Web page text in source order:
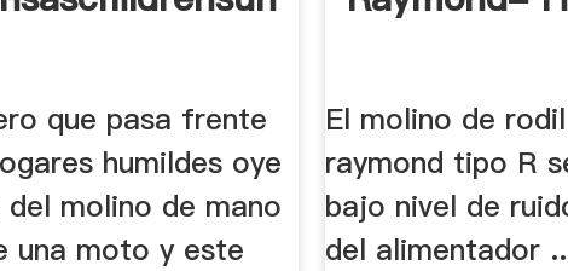
que pasa frente
humildes oye
molino de mano
una moto y este
El molino de
raymond tipo R
bajo nivel de
del alimentador